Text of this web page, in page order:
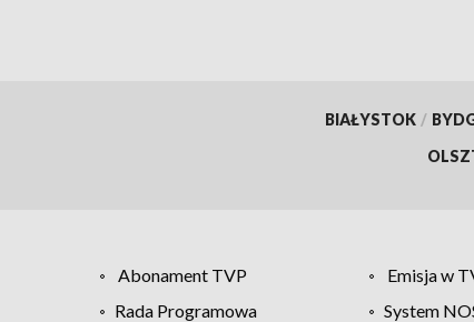
BIAŁYSTOK /
Abonament TVP Emisja w
Rada Programowa
System